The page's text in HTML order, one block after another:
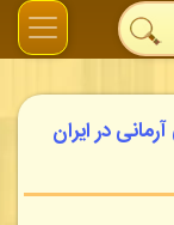
در ایران